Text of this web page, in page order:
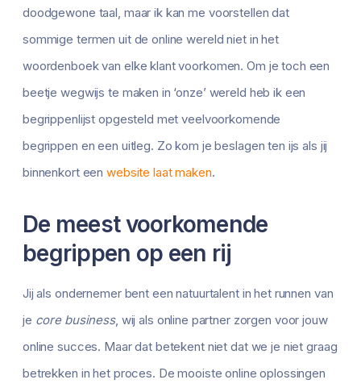
doodgewone taal, maar ik kan me voorstellen dat
sommige termen uit de online wereld niet in het
woordenboek van elke klant voorkomen. Om je toch een
beetje wegwijs te maken in ‘onze’ wereld heb ik een
begrippenlijst opgesteld met veelvoorkomende
begrippen en een uitleg. Zo kom je beslagen ten ijs als jij
binnenkort eenwebsite laat maken.
De meest voorkomende
begrippen op een rij
Jij als ondernemer bent een natuurtalent in het runnen van
je core business, wij als online partner zorgen voor jouw
online succes. Maar dat betekent niet dat we je niet graag
betrekken in het proces. De mooiste online oplossingen